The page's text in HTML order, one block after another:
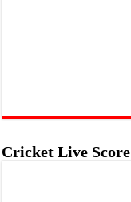
Cricket Live Score